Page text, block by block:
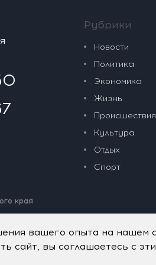
края
Рубрики
Новости
Политика
Экономика
Жизнь
Происшествия
Культура
Отдых
Спорт
вашего опыта на
сайт, вы соглашаетесь с